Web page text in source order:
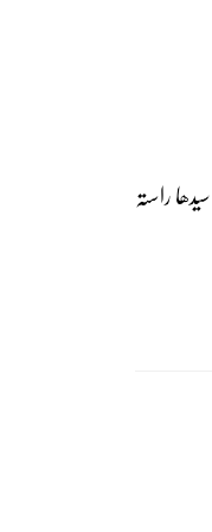
راستہ